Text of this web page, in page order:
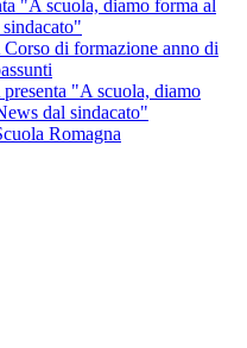
"A scuola, diamo forma al
di formazione anno di
"A scuola, diamo
dal sindacato"
Romagna